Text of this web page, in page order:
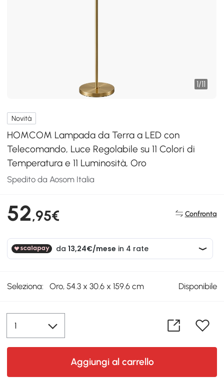
1/11
Novità
HOMCOM Lampada da Terra a LED con
Telecomando, Luce Regolabile su 11 Colori di
Temperatura e 11 Luminosità, Oro
Spedito da Aosom Italia
52,95€ Confronta
Seleziona: Oro, 54.3 x 30.6 x 159.6 cm Disponibile
Aggiungi al carrello